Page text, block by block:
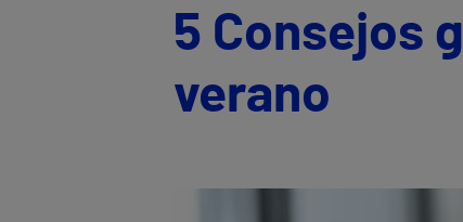
5 Consejos
verano